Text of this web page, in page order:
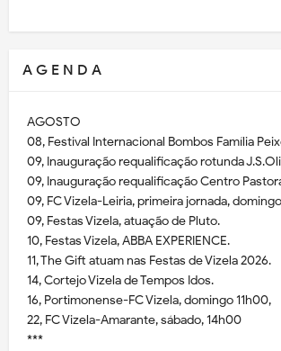
A G E N D A
AGOSTO
08, Festival Internacional Bombos Família
09, Inauguração requalificação rotunda
09, Inauguração requalificação Centro
09, FC Vizela-Leiria, primeira jornada,
09, Festas Vizela, atuação de Pluto.
10, Festas Vizela, ABBA EXPERIENCE.
11, The Gift atuam nas Festas de Vizela 2026.
14, Cortejo Vizela de Tempos Idos.
16, Portimonense-FC Vizela, domingo 11h00,
22, FC Vizela-Amarante, sábado, 14h00
***